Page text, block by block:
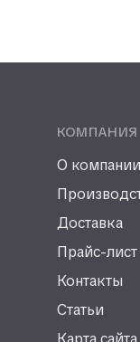
КОМПАНИЯ
О компании
Доставка
Прайс-лист
Контакты
Статьи